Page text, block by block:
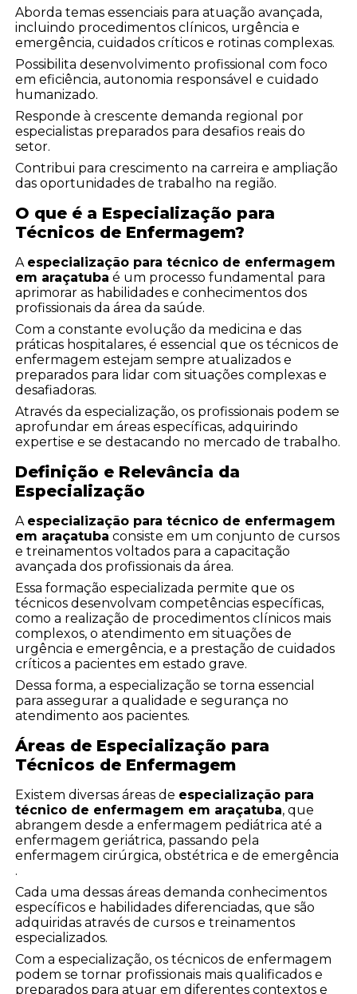
Aborda temas essenciais para atuação avançada,
incluindo procedimentos clínicos, urgência e
emergência, cuidados críticos e rotinas complexas.
Possibilita desenvolvimento profissional com foco
em eficiência, autonomia responsável e cuidado
humanizado.
Responde à crescente demanda regional por
especialistas preparados para desafios reais do
setor.
Contribui para crescimento na carreira e ampliação
das oportunidades de trabalho na região.
O que é a Especialização para
Técnicos de Enfermagem?
A especialização para técnico de enfermagem
em araçatuba é um processo fundamental para
aprimorar as habilidades e conhecimentos dos
profissionais da área da saúde.
Com a constante evolução da medicina e das
práticas hospitalares, é essencial que os técnicos de
enfermagem estejam sempre atualizados e
preparados para lidar com situações complexas e
desafiadoras.
Através da especialização, os profissionais podem se
aprofundar em áreas específicas, adquirindo
expertise e se destacando no mercado de trabalho.
Definição e Relevância da
Especialização
A especialização para técnico de enfermagem
em araçatuba consiste em um conjunto de cursos
e treinamentos voltados para a capacitação
avançada dos profissionais da área.
Essa formação especializada permite que os
técnicos desenvolvam competências específicas,
como a realização de procedimentos clínicos mais
complexos, o atendimento em situações de
urgência e emergência, e a prestação de cuidados
críticos a pacientes em estado grave.
Dessa forma, a especialização se torna essencial
para assegurar a qualidade e segurança no
atendimento aos pacientes.
Áreas de Especialização para
Técnicos de Enfermagem
Existem diversas áreas de especialização para
técnico de enfermagem em araçatuba, que
abrangem desde a enfermagem pediátrica até a
enfermagem geriátrica, passando pela
enfermagem cirúrgica, obstétrica e de emergência
.
Cada uma dessas áreas demanda conhecimentos
específicos e habilidades diferenciadas, que são
adquiridas através de cursos e treinamentos
especializados.
Com a especialização, os técnicos de enfermagem
podem se tornar profissionais mais qualificados e
preparados para atuar em diferentes contextos e